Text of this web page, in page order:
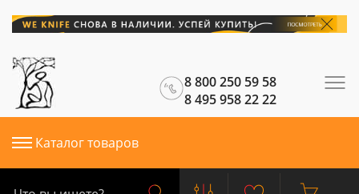
8 800 250 59 58
8 495 958 22 22
Каталог товаров